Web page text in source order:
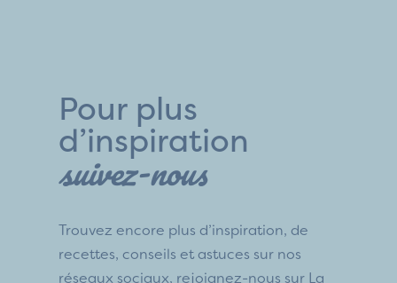
Pour plus
d’inspiration
suivez-nous
Trouvez encore plus d’inspiration, de
recettes, conseils et astuces sur nos
réseaux sociaux, rejoignez-nous sur La